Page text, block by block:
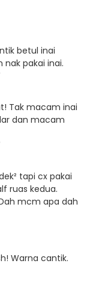
betul inai
nak pakai inai.
Tak macam inai
dan macam
tapi cx pakai
ruas kedua.
mcm apa dah
Warna cantik.